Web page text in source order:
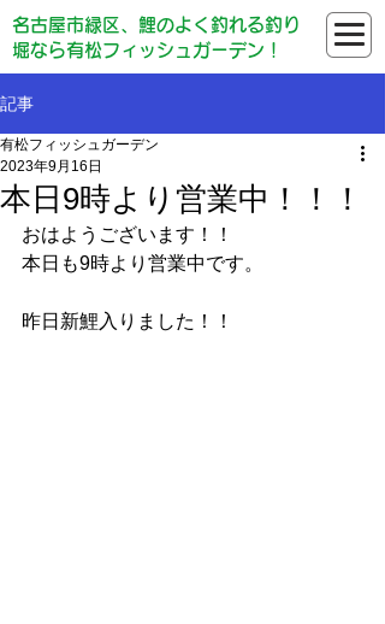
名古屋市緑区、鯉のよく釣れる釣り
堀なら有松フィッシュガーデン！
記事
本日9時より営業中！！！
有松フィッシュガーデン
2023年9月16日
おはようございます！！
本日も9時より営業中です。
昨日新鯉入りました！！